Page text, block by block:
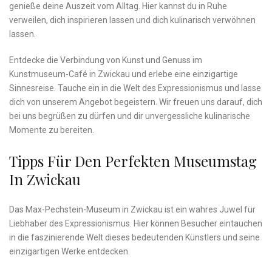
genieße deine Auszeit vom Alltag. Hier kannst du in Ruhe
‌verweilen, dich inspirieren lassen und dich kulinarisch verwöhnen
lassen.
Entdecke die Verbindung von Kunst und Genuss im
Kunstmuseum-Café in Zwickau und erlebe eine‍ einzigartige⁢
Sinnesreise. Tauche ein in die Welt des Expressionismus und lasse​
dich von unserem Angebot begeistern.​ Wir⁢ freuen uns darauf, dich
bei uns begrüßen zu dürfen und dir unvergessliche kulinarische
Momente zu bereiten.
Tipps Für ⁣den Perfekten Museumstag⁢
In Zwickau
Das Max-Pechstein-Museum in Zwickau ist ein wahres Juwel ​für
Liebhaber⁢ des Expressionismus.‌ Hier können Besucher eintauchen
in die⁣ faszinierende Welt dieses bedeutenden Künstlers und ​seine
einzigartigen Werke entdecken.